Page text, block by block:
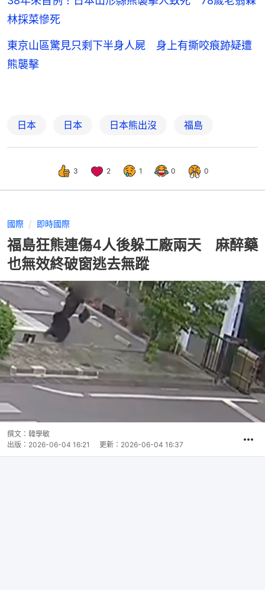
林採菜慘死
東京山區驚見只剩下半身人屍 身上有撕咬痕跡疑遭
熊襲擊
日本 日本 日本熊出沒 福島
3 2 1 0 0
國際 即時國際
福島狂熊連傷4人後躲工廠兩天 麻醉藥
也無效終破窗逃去無蹤
撰文： 韓學敏
出版： 2026-06-04 16:21 更新： 2026-06-04 16:37